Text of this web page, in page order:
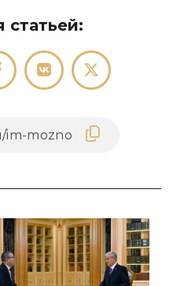
статьей: